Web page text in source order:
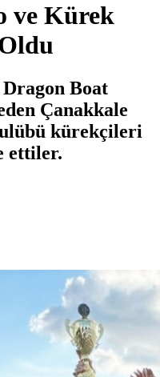
ve Kürek
Boat
Çanakkale
kürekçileri
ettiler.